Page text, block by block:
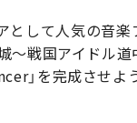
して人気の音
～戦国アイドル
」を完成させよう